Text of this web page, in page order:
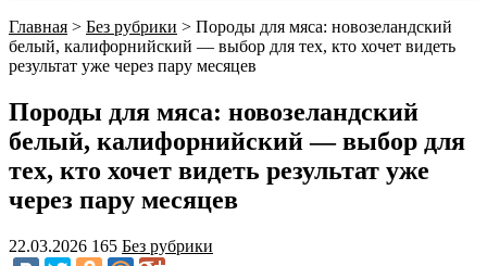
Главная > Без рубрики > Породы для мяса: новозеландский
белый, калифорнийский — выбор для тех, кто хочет видеть
результат уже через пару месяцев
Породы для мяса: новозеландский
белый, калифорнийский — выбор для
тех, кто хочет видеть результат уже
через пару месяцев
22.03.2026 165 Без рубрики